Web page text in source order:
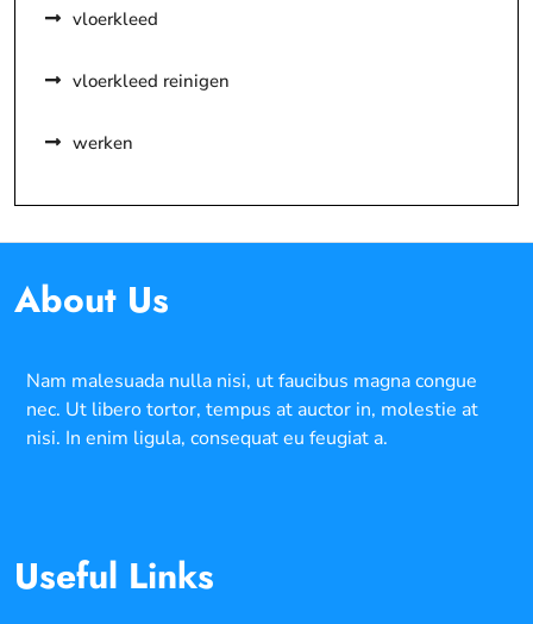
vloerkleed
vloerkleed reinigen
werken
About Us
Nam malesuada nulla nisi, ut faucibus magna congue
nec. Ut libero tortor, tempus at auctor in, molestie at
nisi. In enim ligula, consequat eu feugiat a.
Useful Links